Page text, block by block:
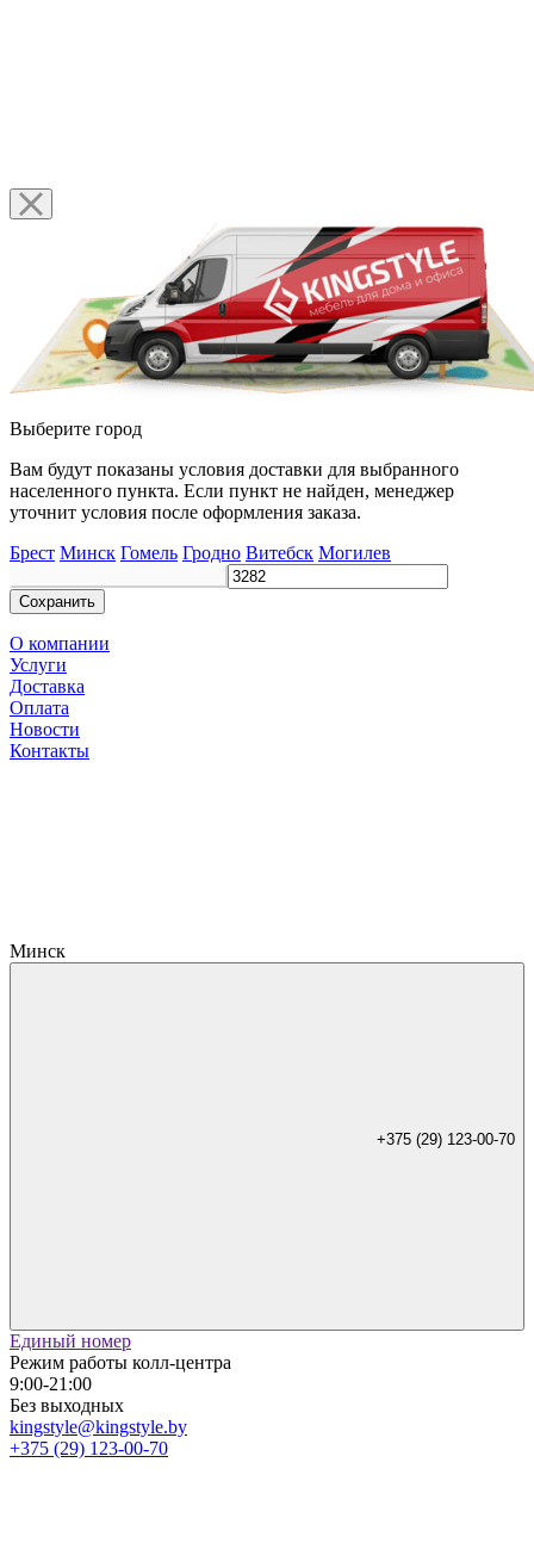
Выберите город
Вам будут показаны условия доставки для выбранного
населенного пункта. Если пункт не найден, менеджер
уточнит условия после оформления заказа.
Брест Минск Гомель Гродно Витебск Могилев
Сохранить
О компании
Услуги
Доставка
Оплата
Новости
Контакты
Минск
+375 (29) 123-00-70
Единый номер
Режим работы колл-центра
9:00-21:00
Без выходных
kingstyle@kingstyle.by
+375 (29) 123-00-70